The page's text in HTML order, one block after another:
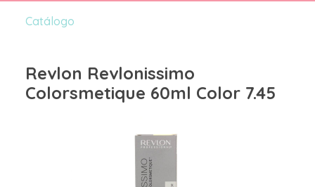
Catálogo
Revlon Revlonissimo
Colorsmetique 60ml Color 7.45